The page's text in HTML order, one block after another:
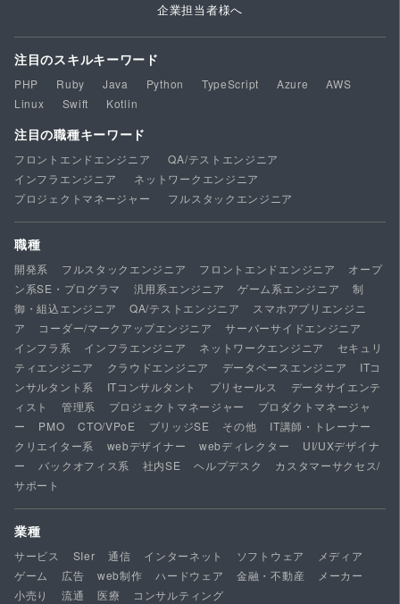
企業担当者様へ
注目のスキルキーワード
PHP Ruby Java Python TypeScript Azure
AWS
Linux
Swift Kotlin
注目の職種キーワード
フロントエンドエンジニア
QA/テストエンジニア
インフラエンジニア
ネットワークエンジニア
プロジェクトマネージャー
フルスタックエンジニア
職種
開発系 フルスタックエンジニア フロントエンドエンジニア
オープ
ン系SE・プログラマ
汎用系エンジニア ゲーム系エンジニア
制
御・組込エンジニア
QA/テストエンジニア
スマホアプリエンジニ
ア
コーダー/マークアップエンジニア
サーバーサイドエンジニア
インフラ系
インフラエンジニア ネットワークエンジニア
セキュリ
ティエンジニア
クラウドエンジニア データベースエンジニア
ITコ
ンサルタント系
ITコンサルタント プリセールス
データサイエンテ
ィスト
管理系 プロジェクトマネージャー
プロダクトマネージャ
ー
PMO CTO/VPoE ブリッジSE その他
IT講師・トレーナー
クリエイター系
webデザイナー webディレクター
UI/UXデザイナ
ー
バックオフィス系 社内SE ヘルプデスク
カスタマーサクセス/
サポート
業種
サービス SIer 通信 インターネット ソフトウェア
メディア
ゲーム
広告 web制作 ハードウェア 金融・不動産
メーカー
小売り
流通 医療 コンサルティング